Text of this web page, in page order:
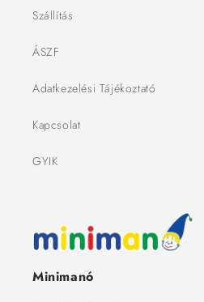
Szállítás
ÁSZF
Adatkezelési Tájékoztató
Kapcsolat
GYIK
Minimanó